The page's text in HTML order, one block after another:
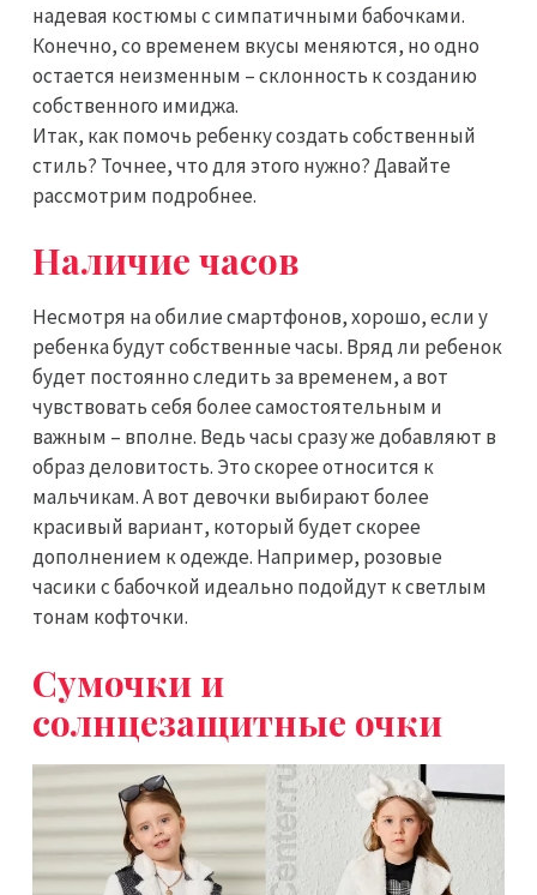
надевая костюмы с симпатичными бабочками.
Конечно, со временем вкусы меняются, но одно
остается неизменным – склонность к созданию
собственного имиджа.
Итак, как помочь ребенку создать собственный
стиль? Точнее, что для этого нужно? Давайте
рассмотрим подробнее.
Наличие часов
Несмотря на обилие смартфонов, хорошо, если у
ребенка будут собственные часы. Вряд ли ребенок
будет постоянно следить за временем, а вот
чувствовать себя более самостоятельным и
важным – вполне. Ведь часы сразу же добавляют в
образ деловитость. Это скорее относится к
мальчикам. А вот девочки выбирают более
красивый вариант, который будет скорее
дополнением к одежде. Например, розовые
часики с бабочкой идеально подойдут к светлым
тонам кофточки.
Сумочки и
солнцезащитные очки